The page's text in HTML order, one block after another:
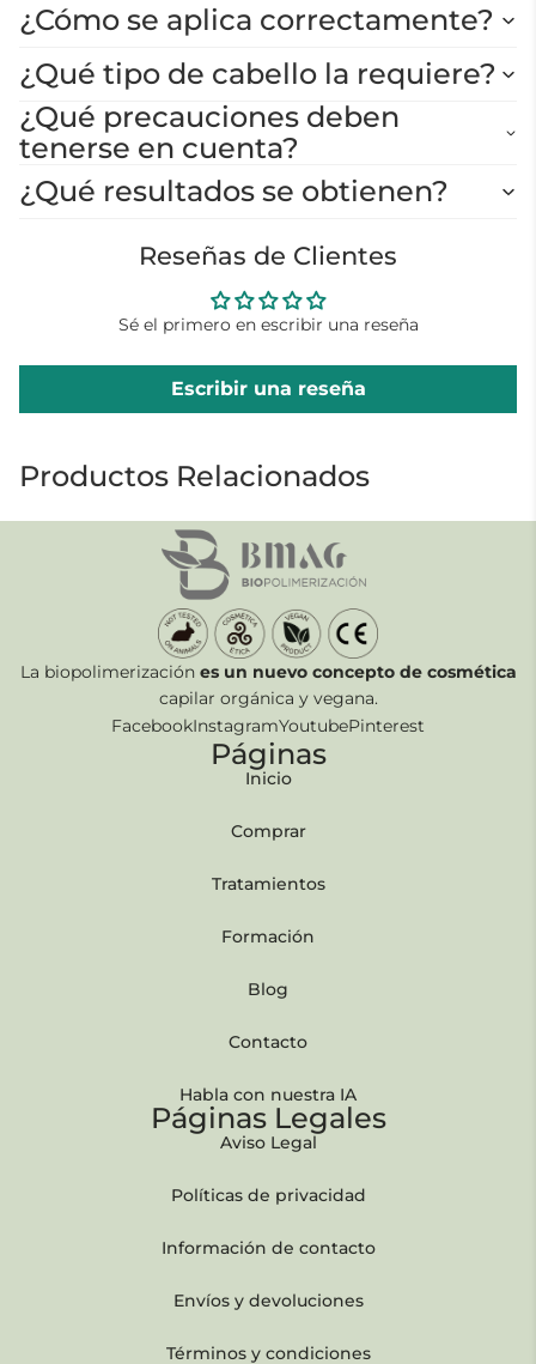
¿Cómo se aplica correctamente?
¿Qué tipo de cabello la requiere?
¿Qué precauciones deben
tenerse en cuenta?
¿Qué resultados se obtienen?
Reseñas de Clientes
Sé el primero en escribir una reseña
Escribir una reseña
Productos Relacionados
La biopolimerización es un nuevo concepto de cosmética
capilar orgánica y vegana.
FacebookInstagramYoutubePinterest
Páginas
Inicio
Comprar
Tratamientos
Formación
Blog
Contacto
Habla con nuestra IA
Páginas Legales
Aviso Legal
Políticas de privacidad
Información de contacto
Envíos y devoluciones
Términos y condiciones